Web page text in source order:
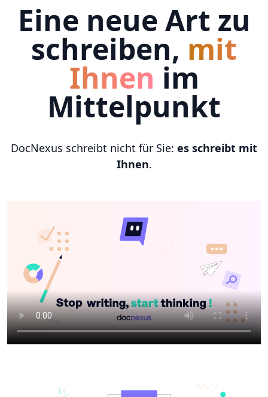
Eine neue Art zu
schreiben, mit
Ihnen im
Mittelpunkt
DocNexus schreibt nicht für Sie: es schreibt mit
Ihnen.